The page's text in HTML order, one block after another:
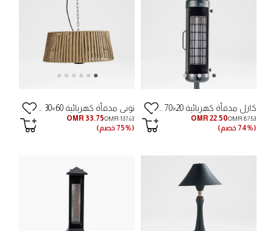
كارل مدفأة كهربائية 20×70 سم - أسود
OMR 22.50OMR 87.53
(74% خصم)
OMR 33.75OMR 137.63
(75% خصم)